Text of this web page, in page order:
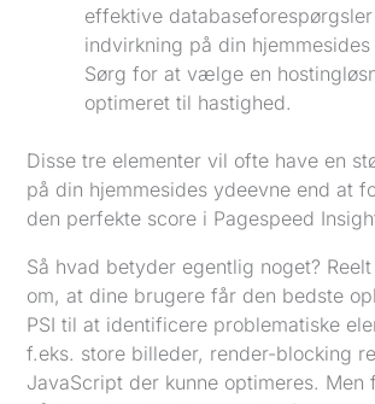
effektive
indvirkning på din hjemmesides
Sørg for at vælge en
optimeret til hastighed.
Disse tre elementer vil ofte have en
på din hjemmesides ydeevne end at
den perfekte score i Pagespeed
Så hvad betyder egentlig noget?
om, at dine brugere får den bedste
PSI til at identificere problematiske
f.eks. store billeder, render-blocking
JavaScript der kunne optimeres. Men